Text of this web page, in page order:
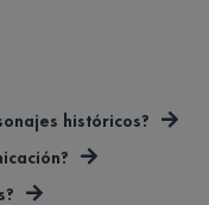
históricos?